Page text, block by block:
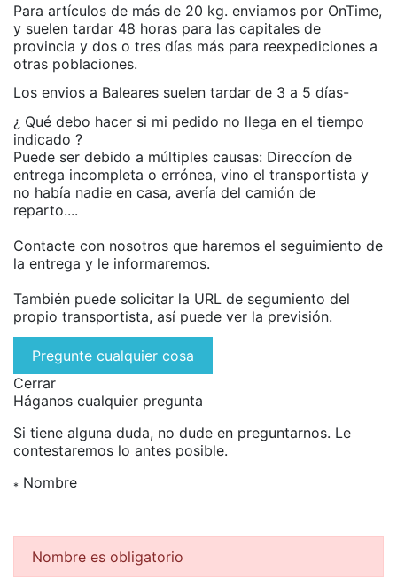
Para artículos de más de 20 kg. enviamos por OnTime,
y suelen tardar 48 horas para las capitales de
provincia y dos o tres días más para reexpediciones a
otras poblaciones.
Los envios a Baleares suelen tardar de 3 a 5 días-
¿ Qué debo hacer si mi pedido no llega en el tiempo
indicado ?
Puede ser debido a múltiples causas: Direccíon de
entrega incompleta o errónea, vino el transportista y
no había nadie en casa, avería del camión de
reparto....
Contacte con nosotros que haremos el seguimiento de
la entrega y le informaremos.
También puede solicitar la URL de segumiento del
propio transportista, así puede ver la previsión.
Pregunte cualquier cosa
Cerrar
Háganos cualquier pregunta
Si tiene alguna duda, no dude en preguntarnos. Le
contestaremos lo antes posible.
* Nombre
Nombre es obligatorio